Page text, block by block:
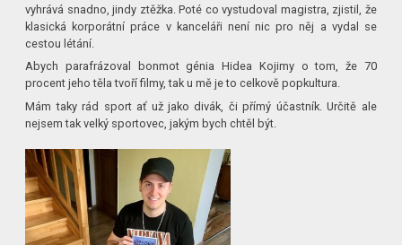
vyhrává snadno, jindy ztěžka. Poté co vystudoval magistra, zjistil, že
klasická korporátní práce v kanceláři není nic pro něj a vydal se
cestou létání.
Abych parafrázoval bonmot génia Hidea Kojimy o tom, že 70
procent jeho těla tvoří filmy, tak u mě je to celkově popkultura.
Mám taky rád sport ať už jako divák, či přímý účastník. Určitě ale
nejsem tak velký sportovec, jakým bych chtěl být.